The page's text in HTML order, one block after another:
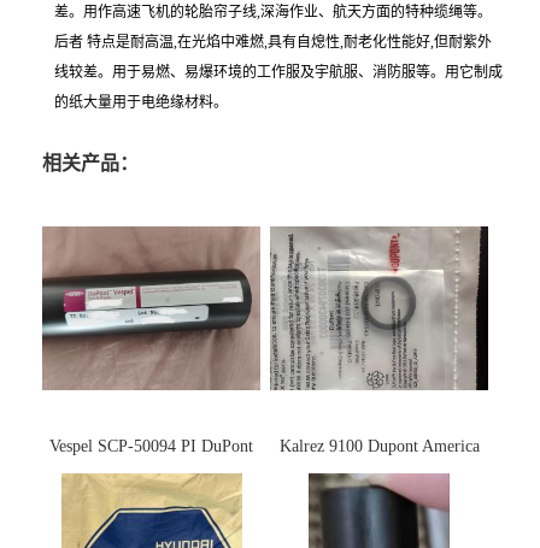
差。用作高速飞机的轮胎帘子线,深海作业、航天方面的特种缆绳等。
后者 特点是耐高温,在光焰中难燃,具有自熄性,耐老化性能好,但耐紫外
线较差。用于易燃、易爆环境的工作服及宇航服、消防服等。用它制成
的纸大量用于电绝缘材料。
相关产品：
Vespel SCP-50094 PI DuPont
杜邦
Kalrez 9100 Dupont America
杜邦 密封圈 半导体 面板